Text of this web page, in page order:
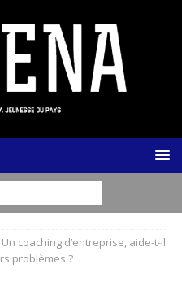
Un coaching d’entreprise, aide-t-il
problèmes ?